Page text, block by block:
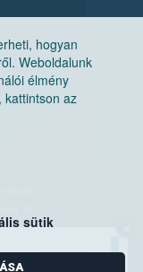
hogyan
Weboldalunk
élmény
kattintson az
sütik
30.